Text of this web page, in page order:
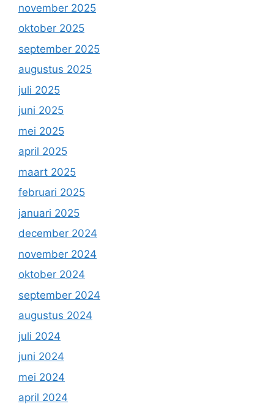
november 2025
oktober 2025
september 2025
augustus 2025
juli 2025
juni 2025
mei 2025
april 2025
maart 2025
februari 2025
januari 2025
december 2024
november 2024
oktober 2024
september 2024
augustus 2024
juli 2024
juni 2024
mei 2024
april 2024